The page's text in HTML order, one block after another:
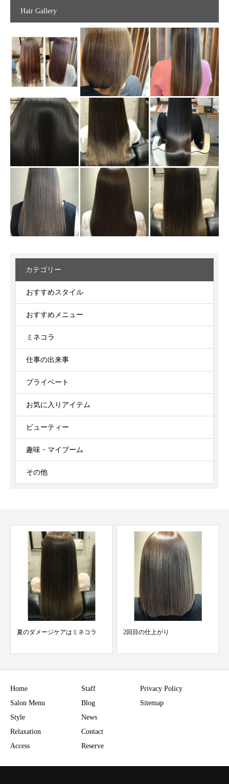
Hair Gallery
カテゴリー
おすすめスタイル
おすすめメニュー
ミネコラ
仕事の出来事
プライベート
お気に入りアイテム
ビューティー
趣味・マイブーム
その他
2回目の仕上がり
美髪どんどん生まれておりま
Home
Salon Menu
Style
Relaxation
Access
Staff
Blog
News
Contact
Reserve
Privacy Policy
Sitemap